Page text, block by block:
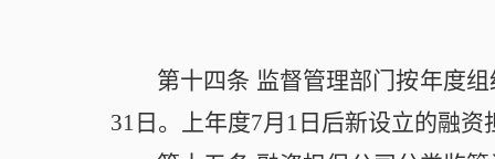
第十四条 监督管理部门按年度
31日。上年度7月1日后新设立的融